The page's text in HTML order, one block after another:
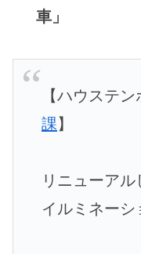
車」
【ハウステ
課】
リニューアル
イルミネーシ